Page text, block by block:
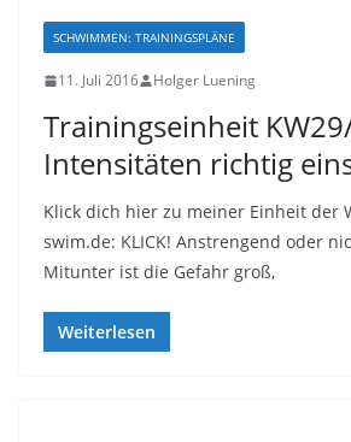
SCHWIMMEN: TRAININGSPLÄNE
11. Juli 2016 Holger Luening
Trainingseinheit
Intensitäten richtig
Klick dich hier zu meiner Einheit der
swim.de: KLICK! Anstrengend oder
Mitunter ist die Gefahr groß,
Weiterlesen